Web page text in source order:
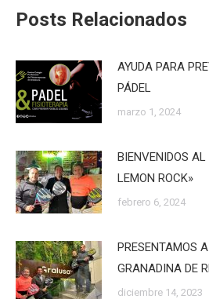
Posts Relacionados
AYUDA PARA
PÁDEL
marzo 1, 2024
BIENVENIDOS
LEMON ROCK»
febrero 6, 2024
PRESENTAMOS
GRANADINA DE
diciembre 14, 2023